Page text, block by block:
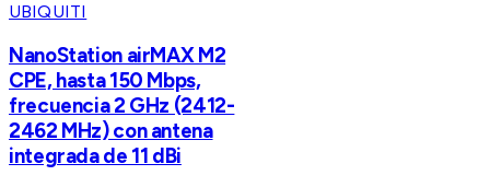
UBIQUITI
NanoStation airMAX M2
CPE, hasta 150 Mbps,
frecuencia 2 GHz (2412-
2462 MHz) con antena
integrada de 11 dBi